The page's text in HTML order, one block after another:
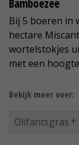
Bamboezee
Bij 5 boeren in
hectare
wortelstokjes
met een
Bekijk meer over:
Olifantsgras